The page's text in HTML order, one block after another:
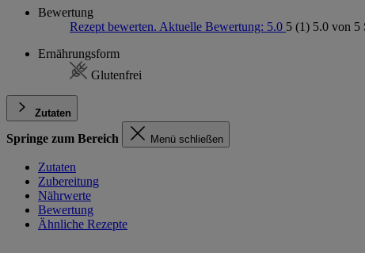
Bewertung
Rezept bewerten. Aktuelle Bewertung: 5.0 5 (1) 5.0 von 5
Ernährungsform
Glutenfrei
Zutaten
Springe zum Bereich Menü schließen
Zutaten
Zubereitung
Nährwerte
Bewertung
Ähnliche Rezepte